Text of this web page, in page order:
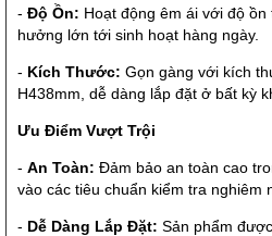
- Độ Ồn: Hoạt động êm ái với độ
hưởng lớn tới sinh hoạt hàng ngày.
- Kích Thước: Gọn gàng với kích
H438mm, dễ dàng lắp đặt ở bất kỳ
Ưu Điểm Vượt Trội
- An Toàn: Đảm bảo an toàn cao
vào các tiêu chuẩn kiểm tra nghiêm
- Dễ Dàng Lắp Đặt: Sản phẩm